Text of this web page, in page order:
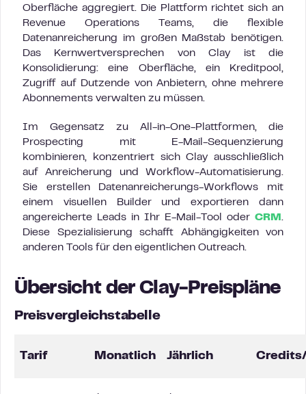
Oberfläche aggregiert. Die Plattform richtet sich an
Revenue Operations Teams, die flexible
Datenanreicherung im großen Maßstab benötigen.
Das Kernwertversprechen von Clay ist die
Konsolidierung: eine Oberfläche, ein Kreditpool,
Zugriff auf Dutzende von Anbietern, ohne mehrere
Abonnements verwalten zu müssen.
Im Gegensatz zu All-in-One-Plattformen, die
Prospecting mit E-Mail-Sequenzierung
kombinieren, konzentriert sich Clay ausschließlich
auf Anreicherung und Workflow-Automatisierung.
Sie erstellen Datenanreicherungs-Workflows mit
einem visuellen Builder und exportieren dann
angereicherte Leads in Ihr E-Mail-Tool oder CRM .
Diese Spezialisierung schafft Abhängigkeiten von
anderen Tools für den eigentlichen Outreach.
Übersicht der Clay-Preispläne
Preisvergleichstabelle
Tarif Monatlich Jährlich